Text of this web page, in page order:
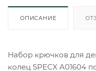
ОПИСАНИЕ
Набор крючков для
колец SPECX A01604